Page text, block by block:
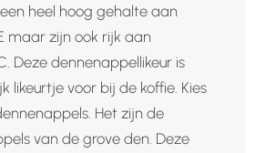
heel hoog gehalte aan
maar zijn ook rijk aan
Deze dennenappellikeur is
likeurtje voor bij de koffie. Kies
Het zijn de
van de grove den. Deze